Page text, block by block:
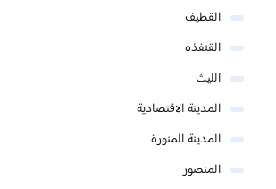
القطيف
القنفذه
الليث
المدينة الاقتصادية
المدينة المنورة
المنصور